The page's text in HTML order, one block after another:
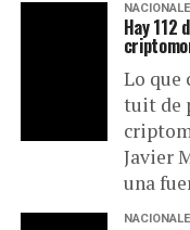
Hay 112
Lo que
tuit de
Javier
una